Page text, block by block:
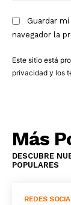
Guardar
navegador la
Este sitio está
privacidad y los
Más
DESCUBRE
POPULARES
REDES